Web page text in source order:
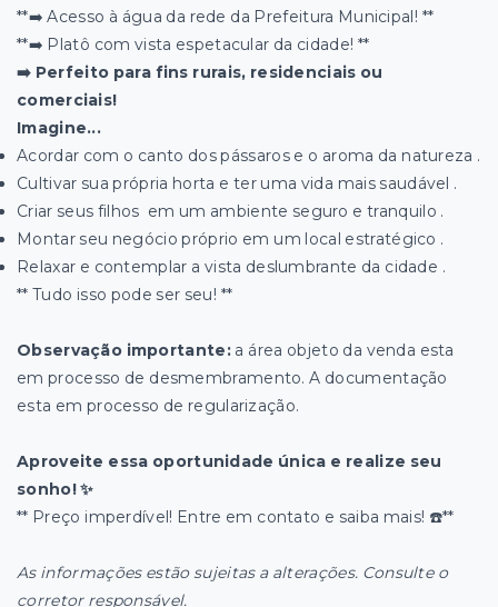
**➡️ Acesso à água da rede da Prefeitura Municipal! **
**➡️ Platô com vista espetacular da cidade! **
➡️ Perfeito para fins rurais, residenciais ou
comerciais! ‍‍‍
Imagine...
Acordar com o canto dos pássaros e o aroma da natureza .
Cultivar sua própria horta e ter uma vida mais saudável .
Criar seus filhos ‍‍‍ em um ambiente seguro e tranquilo .
Montar seu negócio próprio em um local estratégico .
Relaxar e contemplar a vista deslumbrante da cidade .
** Tudo isso pode ser seu! **
Observação importante:a área objeto da venda esta
em processo de desmembramento. A documentação
esta em processo de regularização.
Aproveite essa oportunidade única e realize seu
sonho! ✨
** Preço imperdível! Entre em contato e saiba mais! ☎️**
As informações estão sujeitas a alterações. Consulte o
corretor responsável.